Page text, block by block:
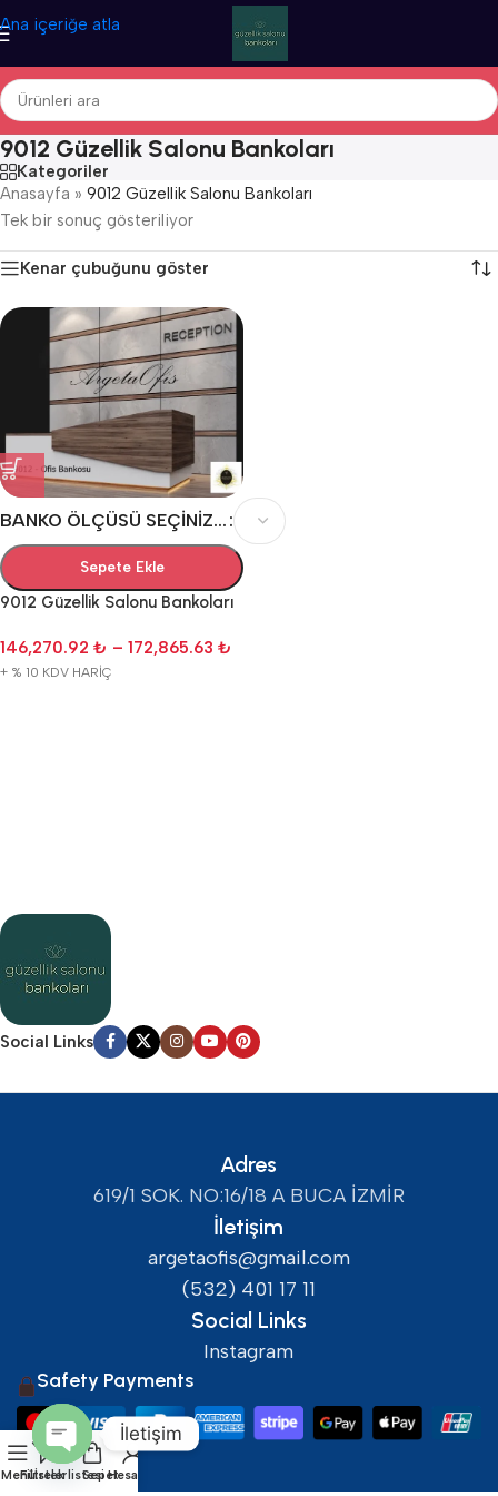
Ana içeriğe atla
9012 Güzellik Salonu Bankoları
Kategoriler
Anasayfa » 9012 Güzellik Salonu Bankoları
Tek bir sonuç gösteriliyor
Kenar çubuğunu göster
BANKO ÖLÇÜSÜ SEÇINIZ...
Sepete Ekle
9012 Güzellik Salonu Bankoları
146,270.92 ₺ – 172,865.63 ₺
+ % 10 KDV HARİÇ
Social Links
Adres
619/1 SOK. NO:16/18 A BUCA İZMİR
İletişim
argetaofis@gmail.com
(532) 401 17 11
Social Links
Instagram
Safety Payments
MenüFiltreler
İstek listesi
SepetHesabım
İletişim
Open